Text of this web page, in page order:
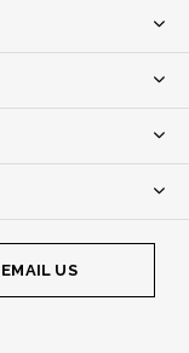
EMAIL US